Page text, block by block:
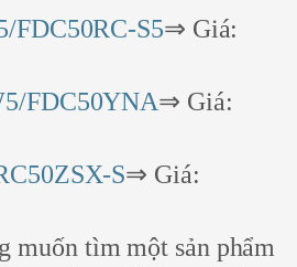
FDC50RC-S5⇒ Giá:
FDC50YNA⇒ Giá:
S⇒ Giá:
muốn tìm một sản phẩm